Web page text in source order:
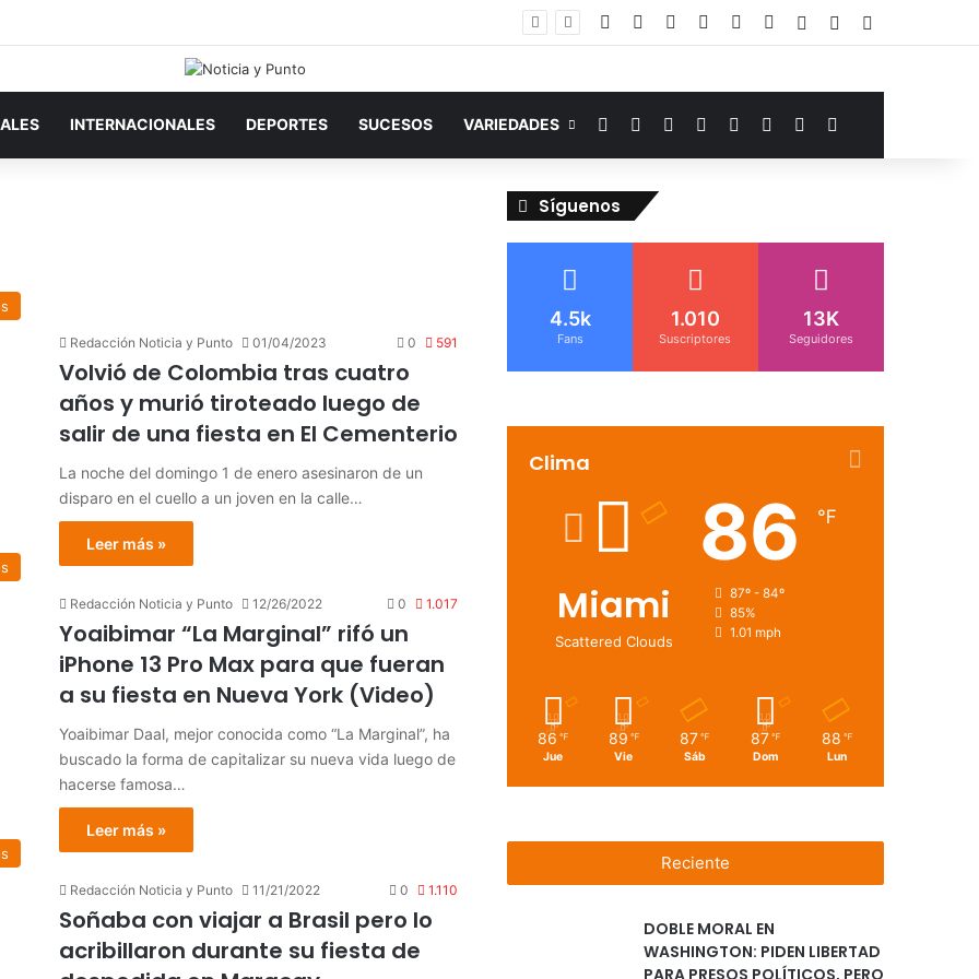
FacebookYouTubeInstagramTelegramWhatsAppGoogle Noticias
AccesoPublicación al
INTERNACIONALES DEPORTES SUCESOS VARIEDADES FacebookYouTubeInstagramTelegramWhatsAppGoogle Noticias
Switch skin
Redacción Noticia y Punto 01/04/2023 0 591
Volvió de Colombia tras cuatro
años y murió tiroteado luego de
salir de una fiesta en El Cementerio
La noche del domingo 1 de enero asesinaron de un
disparo en el cuello a un joven en la calle…
Leer más »
Redacción Noticia y Punto 12/26/2022 0 1.017
Yoaibimar “La Marginal” rifó un
iPhone 13 Pro Max para que fueran
a su fiesta en Nueva York (Video)
Yoaibimar Daal, mejor conocida como “La Marginal”, ha
buscado la forma de capitalizar su nueva vida luego de
hacerse famosa…
Leer más »
Redacción Noticia y Punto 11/21/2022 0 1.110
Soñaba con viajar a Brasil pero lo
acribillaron durante su fiesta de
Síguenos
4.5k
Fans
1.010
Suscriptores
13K
Seguidores
Clima
Miami
Scattered Clouds
86 ℉
87º - 84º
85%
1.01 mph
86 ℉
Jue
89 ℉
Vie
87 ℉
Sáb
87 ℉
Dom
88 ℉
Lun
Reciente
DOBLE MORAL EN
WASHINGTON: PIDEN LIBERTAD
PARA PRESOS POLÍTICOS, PERO